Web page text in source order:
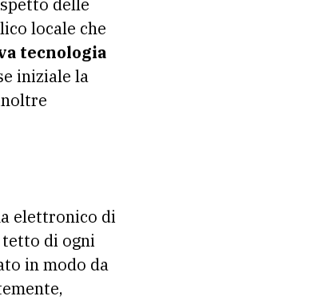
delle
locale che
tecnologia
iniziale la
elettronico di
di ogni
in modo da